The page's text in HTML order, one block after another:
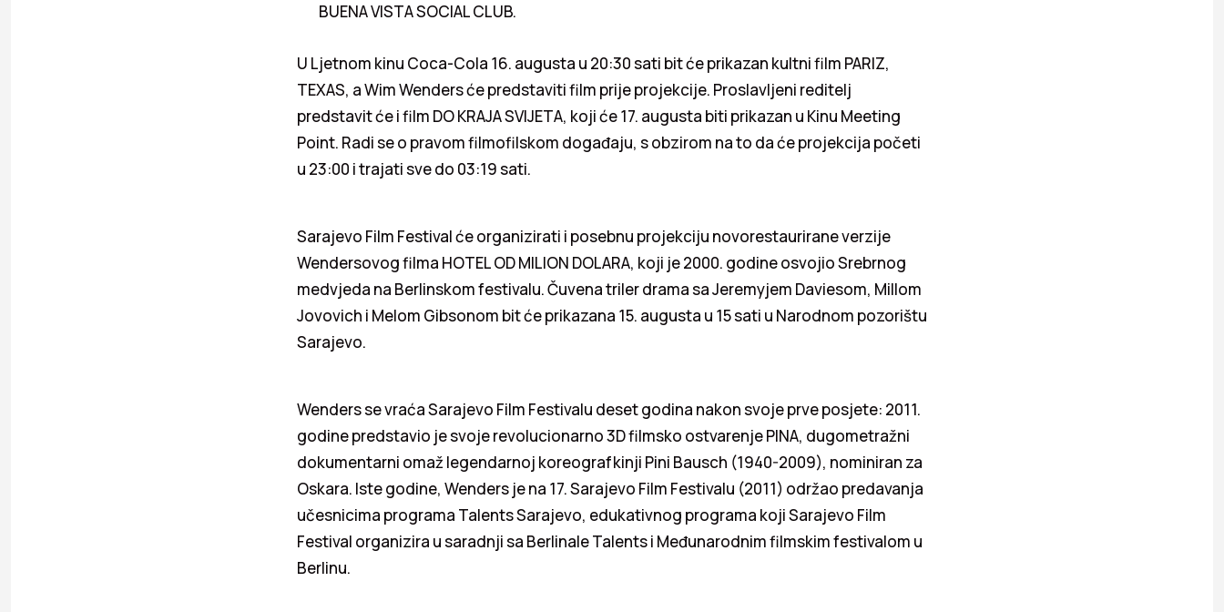
BUENA VISTA SOCIAL CLUB.
U Ljetnom kinu Coca-Cola 16. augusta u 20:30 sati bit će prikazan kultni film PARIZ,
TEXAS, a Wim Wenders će predstaviti film prije projekcije. Proslavljeni reditelj
predstavit će i film DO KRAJA SVIJETA, koji će 17. augusta biti prikazan u Kinu Meeting
Point. Radi se o pravom filmofilskom događaju, s obzirom na to da će projekcija početi
u 23:00 i trajati sve do 03:19 sati.
Sarajevo Film Festival će organizirati i posebnu projekciju novorestaurirane verzije
Wendersovog filma HOTEL OD MILION DOLARA, koji je 2000. godine osvojio Srebrnog
medvjeda na Berlinskom festivalu. Čuvena triler drama sa Jeremyjem Daviesom, Millom
Jovovich i Melom Gibsonom bit će prikazana 15. augusta u 15 sati u Narodnom pozorištu
Sarajevo.
Wenders se vraća Sarajevo Film Festivalu deset godina nakon svoje prve posjete: 2011.
godine predstavio je svoje revolucionarno 3D filmsko ostvarenje PINA, dugometražni
dokumentarni omaž legendarnoj koreografkinji Pini Bausch (1940-2009), nominiran za
Oskara. Iste godine, Wenders je na 17. Sarajevo Film Festivalu (2011) održao predavanja
učesnicima programa Talents Sarajevo, edukativnog programa koji Sarajevo Film
Festival organizira u saradnji sa Berlinale Talents i Međunarodnim filmskim festivalom u
Berlinu.